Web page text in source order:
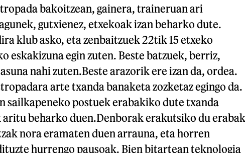
bakoitzean, gainera, traineruan ari
gutxienez, etxekoak izan beharko dute.
klub asko, eta zenbaitzuek 22tik 15 etxeko
eskakizuna egin zuten. Beste batzuek, berriz,
nahi zuten.Beste arazorik ere izan da, ordea.
arte txanda banaketa zozketaz egingo da.
sailkapeneko postuek erabakiko dute txanda
beharko duen.Denborak erakutsiko du
nora eramaten duen arrauna, eta horren
hurrengo pausoak. Bien bitartean teknologia